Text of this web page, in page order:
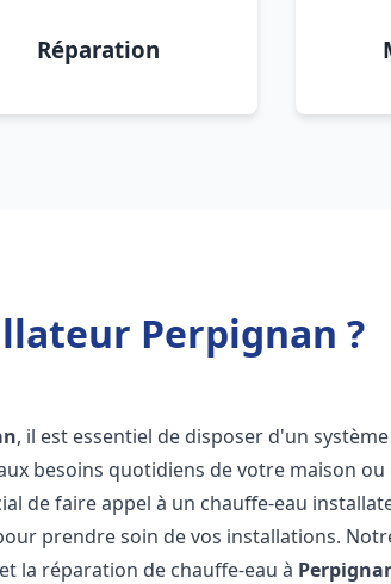
Réparation
Perpignan ?
, il est essentiel de disposer d'un
besoins quotidiens de votre maison
de faire appel à un chauffe-eau
prendre soin de vos installations.
la réparation de chauffe-eau à